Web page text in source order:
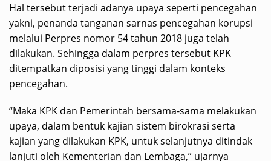
Hal tersebut terjadi adanya upaya seperti pencegahan
yakni, penanda tanganan sarnas pencegahan korupsi
melalui Perpres nomor 54 tahun 2018 juga telah
dilakukan. Sehingga dalam perpres tersebut KPK
ditempatkan diposisi yang tinggi dalam konteks
pencegahan.
“Maka KPK dan Pemerintah bersama-sama melakukan
upaya, dalam bentuk kajian sistem birokrasi serta
kajian yang dilakukan KPK, untuk selanjutnya ditindak
lanjuti oleh Kementerian dan Lembaga,” ujarnya